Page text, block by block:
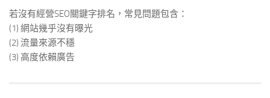
若沒有經營SEO關鍵字排名，常見問題包含：
(1) 網站幾乎沒有曝光
(2) 流量來源不穩
(3) 高度依賴廣告